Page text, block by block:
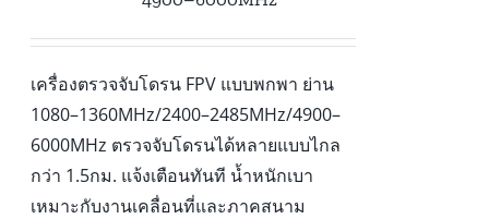
เครื่องตรวจจับโดรน FPV แบบพกพา ย่าน
1080–1360MHz/2400–2485MHz/4900–
6000MHz ตรวจจับโดรนได้หลายแบบไกล
กว่า 1.5กม. แจ้งเตือนทันที น้ำหนักเบา
เหมาะกับงานเคลื่อนที่และภาคสนาม